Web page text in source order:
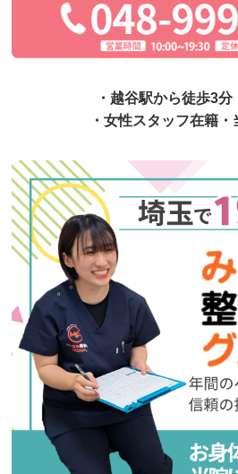
・越谷駅から徒歩3
・女性スタッフ在籍